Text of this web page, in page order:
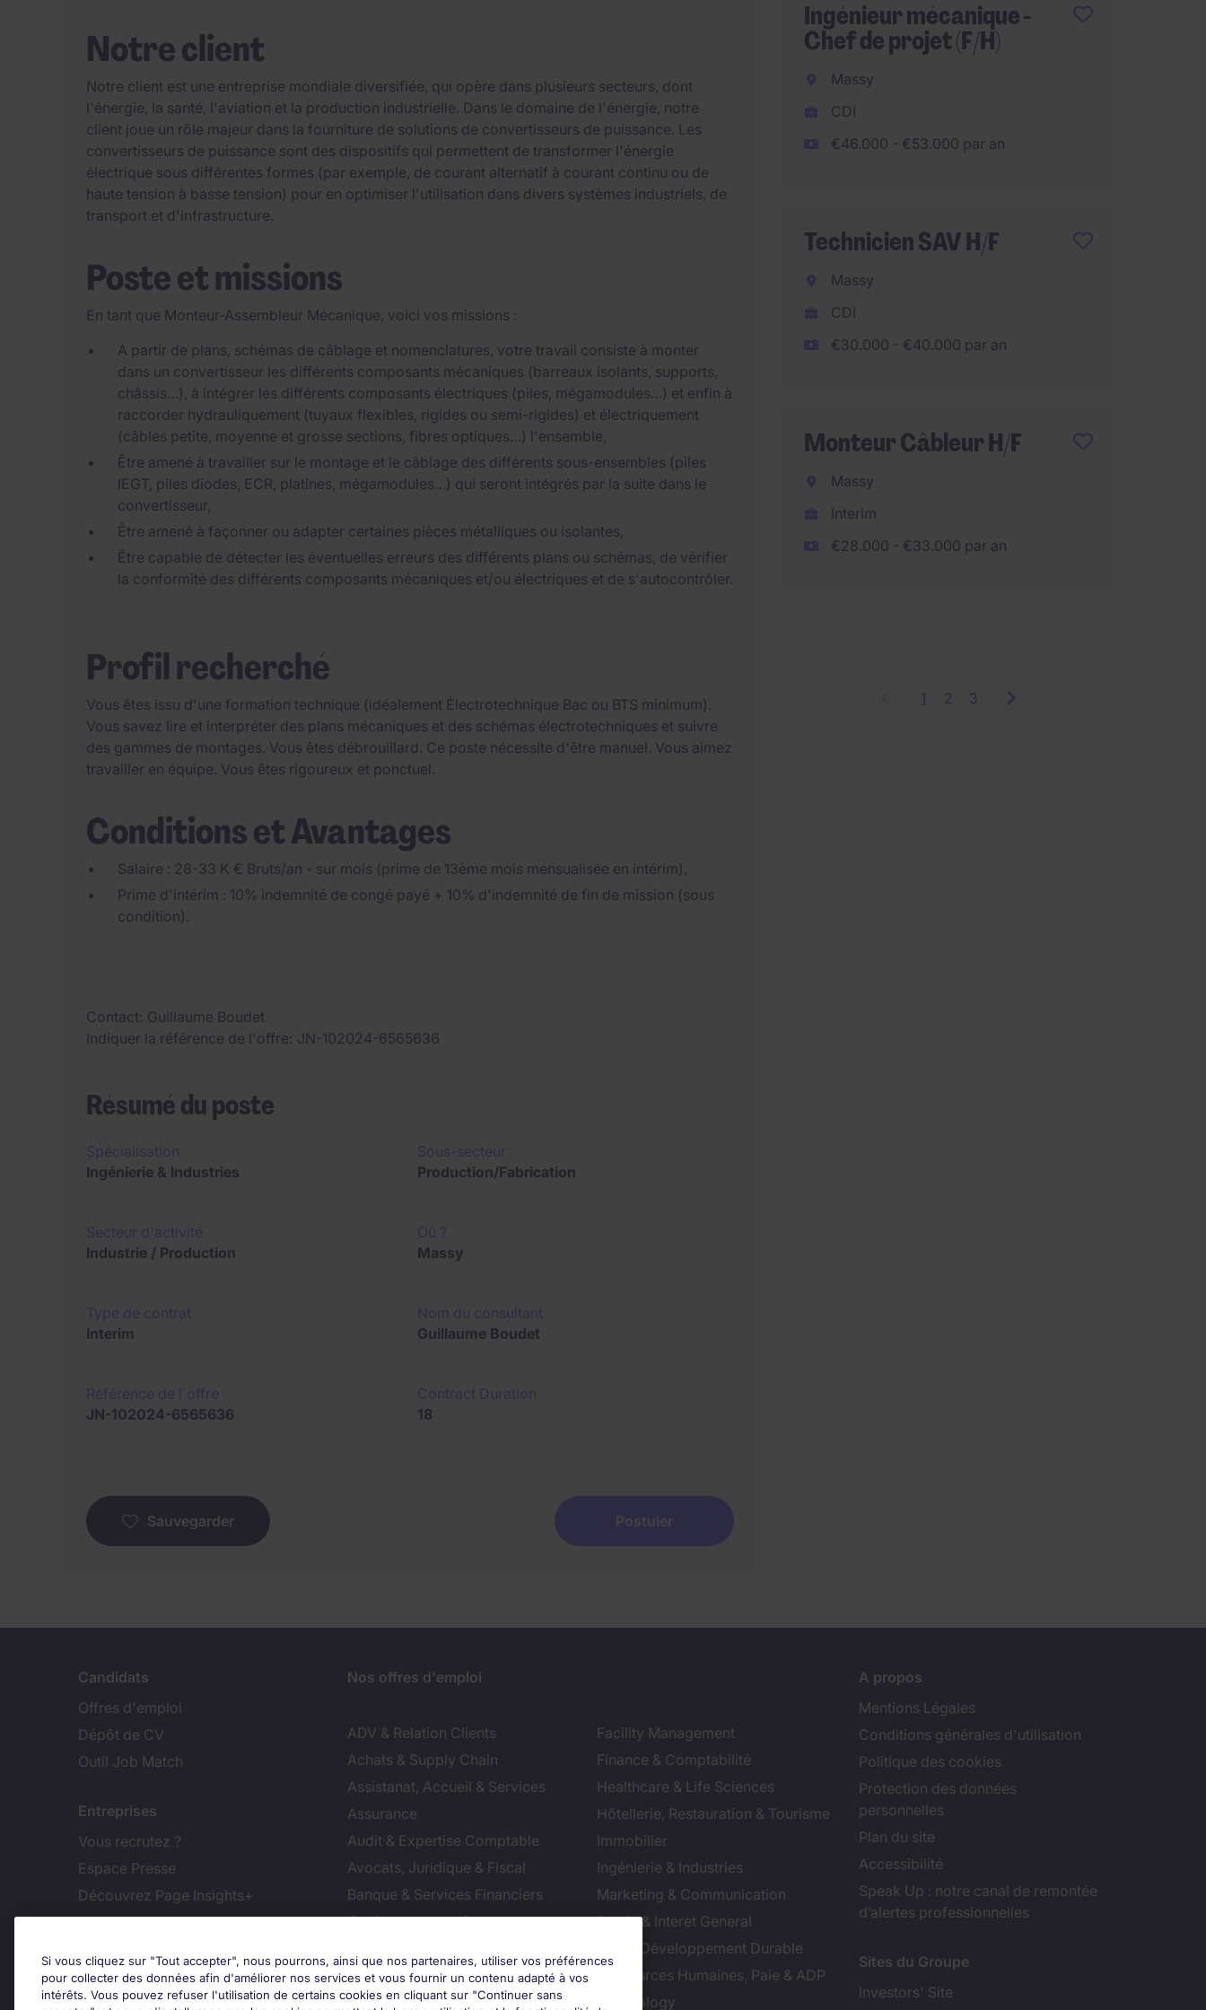
Notre client
Notre client est une entreprise mondiale diversifiée, qui opère dans plusieurs secteurs, dont
l'énergie, la santé, l'aviation et la production industrielle. Dans le domaine de l'énergie, notre
client joue un rôle majeur dans la fourniture de solutions de convertisseurs de puissance. Les
convertisseurs de puissance sont des dispositifs qui permettent de transformer l'énergie
électrique sous différentes formes (par exemple, de courant alternatif à courant continu ou de
haute tension à basse tension) pour en optimiser l'utilisation dans divers systèmes industriels, de
transport et d'infrastructure.
Poste et missions
En tant que Monteur-Assembleur Mécanique, voici vos missions :
A partir de plans, schémas de câblage et nomenclatures, votre travail consiste à monter
dans un convertisseur les différents composants mécaniques (barreaux isolants, supports,
châssis…), à intégrer les différents composants électriques (piles, mégamodules…) et enfin à
raccorder hydrauliquement (tuyaux flexibles, rigides ou semi-rigides) et électriquement
(câbles petite, moyenne et grosse sections, fibres optiques…) l'ensemble,
Être amené à travailler sur le montage et le câblage des différents sous-ensembles (piles
IEGT, piles diodes, ECR, platines, mégamodules…) qui seront intégrés par la suite dans le
convertisseur,
Être amené à façonner ou adapter certaines pièces métalliques ou isolantes,
Être capable de détecter les éventuelles erreurs des différents plans ou schémas, de vérifier
la conformité des différents composants mécaniques et/ou électriques et de s'autocontrôler.
Profil recherché
Vous êtes issu d'une formation technique (idéalement Électrotechnique Bac ou BTS minimum).
Vous savez lire et interpréter des plans mécaniques et des schémas électrotechniques et suivre
des gammes de montages. Vous êtes débrouillard. Ce poste nécessite d'être manuel. Vous aimez
travailler en équipe. Vous êtes rigoureux et ponctuel.
Conditions et Avantages
Salaire : 28-33 K € Bruts/an - sur mois (prime de 13ème mois mensualisée en intérim),
Prime d'intérim : 10% indemnité de congé payé + 10% d'indemnité de fin de mission (sous
condition).
Contact Guillaume Boudet
Indiquer la référence de l'offre JN-102024-6565636
Résumé du poste
Ingénierie & Industries
Production/Fabrication
Industrie / Production
Massy
Interim
Guillaume Boudet
JN-102024-6565636
18
Sauvegarder Postuler
Ingénieur mécanique -
Chef de projet (F/H)
Massy
CDI
€46.000 - €53.000 par an
Technicien SAV H/F
Massy
CDI
€30.000 - €40.000 par an
Monteur Câbleur H/F
Massy
Interim
€28.000 - €33.000 par an
1 Showing
2 3
Candidats
Offres d'emploi
Dépôt de CV
Outil Job Match
Entreprises
Vous recrutez ?
Espace Presse
Découvrez Page Insights+
Nos bureaux en France
Nous contacter
Nos offres d'emploi
ADV & Relation Clients
Achats & Supply Chain
Assistanat, Accueil & Services
Assurance
Audit & Expertise Comptable
Avocats, Juridique & Fiscal
Banque & Services Financiers
Cabinet de conseil
Construction
Dirigeants
Facility Management
Finance & Comptabilité
Healthcare & Life Sciences
Hôtellerie, Restauration & Tourisme
Immobilier
Ingénierie & Industries
Marketing & Communication
Public & Interet General
RSE & Développement Durable
Ressources Humaines, Paie & ADP
Technology
A propos
Mentions Légales
Conditions générales d'utilisation
Politique des cookies
Protection des données
personnelles
Plan du site
Accessibilité
Speak Up : notre canal de remontée
d’alertes professionnelles
Sites du Groupe
Investors' Site
Si vous cliquez sur "Tout accepter", nous pourrons, ainsi que nos partenaires, utiliser vos préférences
pour collecter des données afin d'améliorer nos services et vous fournir un contenu adapté à vos
intérêts. Vous pouvez refuser l'utilisation de certains cookies en cliquant sur "Continuer sans